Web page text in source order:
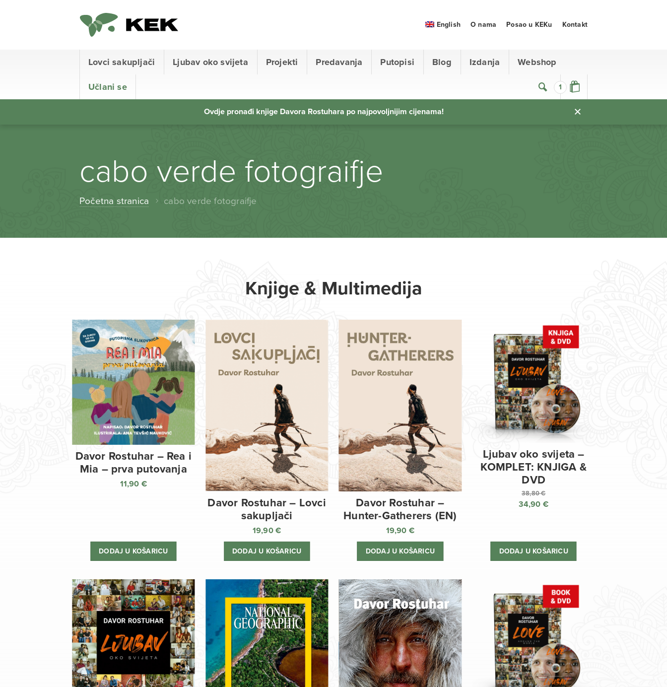
1
Lovci sakupljači Ljubav oko svijeta Projekti Predavanja Putopisi Blog Izdanja Webshop
Učlani se
English O nama Posao u KEKu Kontakt
Ovdje pronađi knjige Davora Rostuhara po najpovoljnijim cijenama!
cabo verde fotograifje
Početna stranica cabo verde fotograifje
Knjige & Multimedija
Davor Rostuhar – Rea i
Mia – prva putovanja
11,90 €
DODAJ U KOŠARICU
Davor Rostuhar – Lovci
sakupljači
19,90€
DODAJ U KOŠARICU
Davor Rostuhar –
Hunter-Gatherers (EN)
19,90 €
DODAJ U KOŠARICU
Ljubav oko svijeta –
KOMPLET: KNJIGA &
DVD
38,80€
Izvorna
je:
38,80 €.
34,90 €
je:
34,90 €.
DODAJ U KOŠARICU